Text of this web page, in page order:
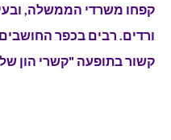
קפחו משרדי הממשלה,
ורדים. רבים בכפר
קשור בתופעה "קשרי הון